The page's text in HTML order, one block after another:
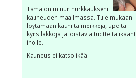
Tämä on minun nurkkaukseni
kauneuden maailmassa. Tule mukaani
löytämään kauniita meikkejä, upeita
kynsilakkoja ja loistavia tuotteita
iholle.
Kauneus ei katso ikää!